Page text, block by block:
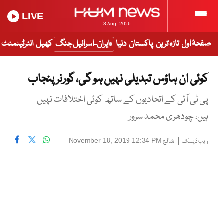
8 Aug, 2026
LIVE
صفحۂ اول تازہ ترین پاکستان دنیا ایران-اسرائیل جنگ کھیل انٹرٹینمنٹ
کوئی ان ہاؤس تبدیلی نہیں ہو گی، گورنر پنجاب
پی ٹی آئی کے اتحادیوں کے ساتھ کوئی اختلافات نہیں
ہیں، چودھری محمد سرور
ویب ڈیسک | شائع November 18, 2019 12:34 PM